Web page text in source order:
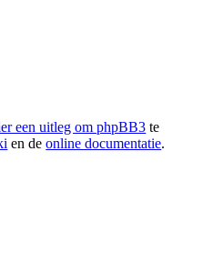
een uitleg om phpBB3 te
en deonline documentatie.